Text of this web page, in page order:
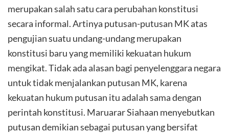
merupakan salah satu cara perubahan konstitusi
secara informal. Artinya putusan-putusan MK atas
pengujian suatu undang-undang merupakan
konstitusi baru yang memiliki kekuatan hukum
mengikat. Tidak ada alasan bagi penyelenggara negara
untuk tidak menjalankan putusan MK, karena
kekuatan hukum putusan itu adalah sama dengan
perintah konstitusi. Maruarar Siahaan menyebutkan
putusan demikian sebagai putusan yang bersifat